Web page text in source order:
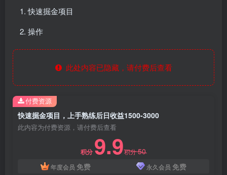
快速掘金项目
操作
此处内容已隐藏，请付费后查看
快速掘金项目，上手熟练后日收益1500-3000
此内容为付费资源，请付费后查看
积分 9.9积分50
年度会员 免费 永久会员 免费
付费资源